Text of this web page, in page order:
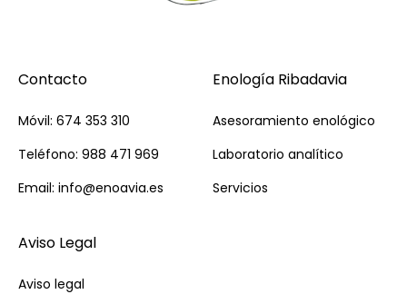
Contacto
Móvil: 674 353 310
Teléfono: 988 471 969
Email: info@enoavia.es
Enología Ribadavia
Asesoramiento enológico
Laboratorio analítico
Servicios
Aviso Legal
Aviso legal